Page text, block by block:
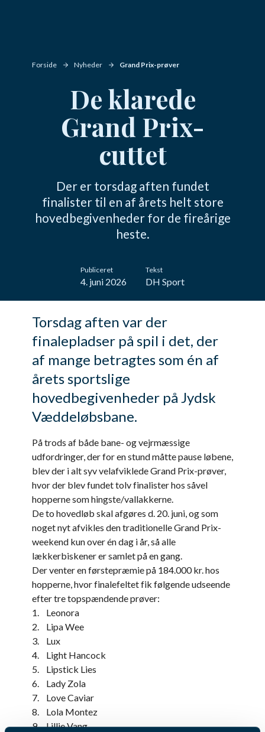
Forside Nyheder Grand Prix-prøver
De klarede
Grand Prix-
cuttet
Der er torsdag aften fundet
finalister til en af årets helt store
hovedbegivenheder for de fireårige
heste.
Publiceret
4. juni 2026
Tekst
DH Sport
Torsdag aften var der
finalepladser på spil i det, der
af mange betragtes som én af
årets sportslige
hovedbegivenheder på Jydsk
Væddeløbsbane.
På trods af både bane- og vejrmæssige
udfordringer, der for en stund måtte pause løbene,
blev der i alt syv velafviklede Grand Prix-prøver,
hvor der blev fundet tolv finalister hos såvel
hopperne som hingste/vallakkerne.
De to hovedløb skal afgøres d. 20. juni, og som
noget nyt afvikles den traditionelle Grand Prix-
weekend kun over én dag i år, så alle
lækkerbiskener er samlet på en gang.
Der venter en førstepræmie på 184.000 kr. hos
hopperne, hvor finalefeltet fik følgende udseende
efter tre topspændende prøver:
1. Leonora
2. Lipa Wee
3. Lux
4. Light Hancock
5. Lipstick Lies
6. Lady Zola
7. Love Caviar
8. Lola Montez
9. Lillie Vang